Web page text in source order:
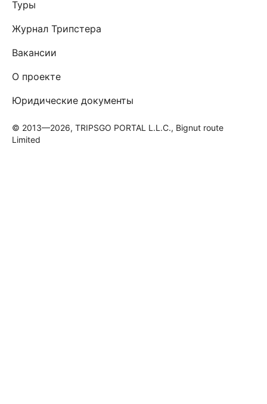
Туры
Журнал Трипстера
Вакансии
О проекте
Юридические документы
© 2013—2026, TRIPSGO PORTAL L.L.C., Bignut route
Limited